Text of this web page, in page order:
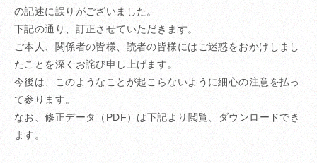
の記述に誤りがございました。
下記の通り、訂正させていただきます。
ご本人、関係者の皆様、読者の皆様にはご迷惑をおかけしまし
たことを深くお詫び申し上げます。
今後は、このようなことが起こらないように細心の注意を払っ
て参ります。
なお、修正データ（PDF）は下記より閲覧、ダウンロードでき
ます。